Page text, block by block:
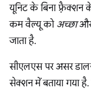
यूनिट के बिना फ़्रैक्शन
कम वैल्यू को अच्छाऔर
जाता है.
सीएलएस पर असर
सेक्शन में बताया गया